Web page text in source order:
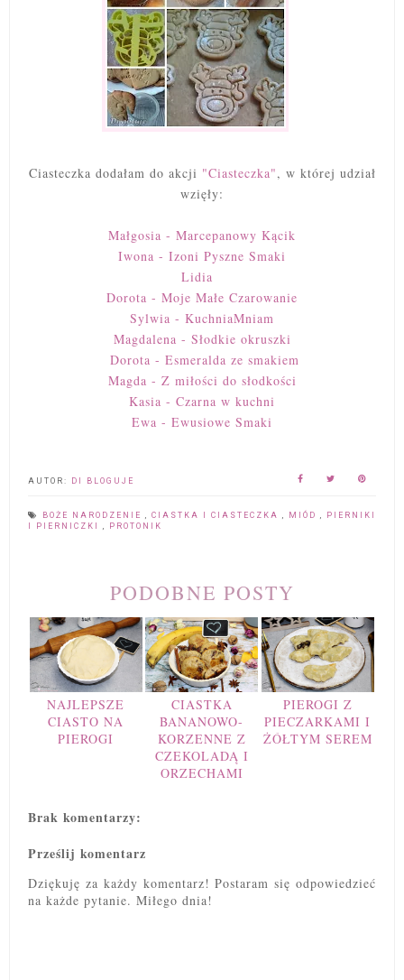
Ciasteczka dodałam do akcji "Ciasteczka", w której udział
wzięły:
Małgosia - Marcepanowy Kącik
Iwona - Izoni Pyszne Smaki
Lidia
Dorota - Moje Małe Czarowanie
Sylwia - KuchniaMniam
Magdalena - Słodkie okruszki
Dorota - Esmeralda ze smakiem
Magda - Z miłości do słodkości
Kasia - Czarna w kuchni
Ewa - Ewusiowe Smaki
AUTOR: DI BLOGUJE
BOŻE NARODZENIE CIASTKA I CIASTECZKA MIÓD
PIERNIKI
I PIERNICZKI
PROTONIK
PODOBNE POSTY
NAJLEPSZE
CIASTO NA
PIEROGI
CIASTKA
BANANOWO-
KORZENNE Z
CZEKOLADĄ I
ORZECHAMI
PIEROGI Z
PIECZARKAMI I
ŻÓŁTYM SEREM
Brak komentarzy:
Prześlij komentarz
Dziękuję za każdy komentarz! Postaram się odpowiedzieć
na każde pytanie. Miłego dnia!